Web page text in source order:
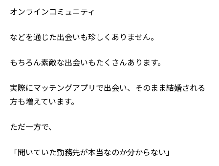
オンラインコミュニティ
などを通じた出会いも珍しくありません。
もちろん素敵な出会いもたくさんあります。
実際にマッチングアプリで出会い、そのまま結婚される
方も増えています。
ただ一方で、
「聞いていた勤務先が本当なのか分からない」